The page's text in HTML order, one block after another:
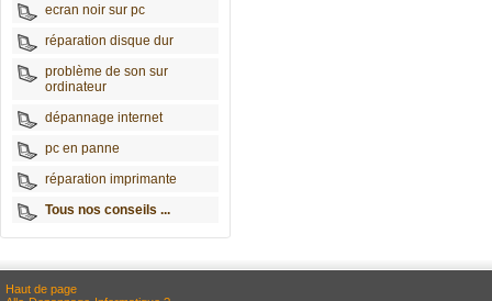
ecran noir sur pc
réparation disque dur
problème de son sur
ordinateur
dépannage internet
pc en panne
réparation imprimante
Tous nos conseils ...
Haut de page